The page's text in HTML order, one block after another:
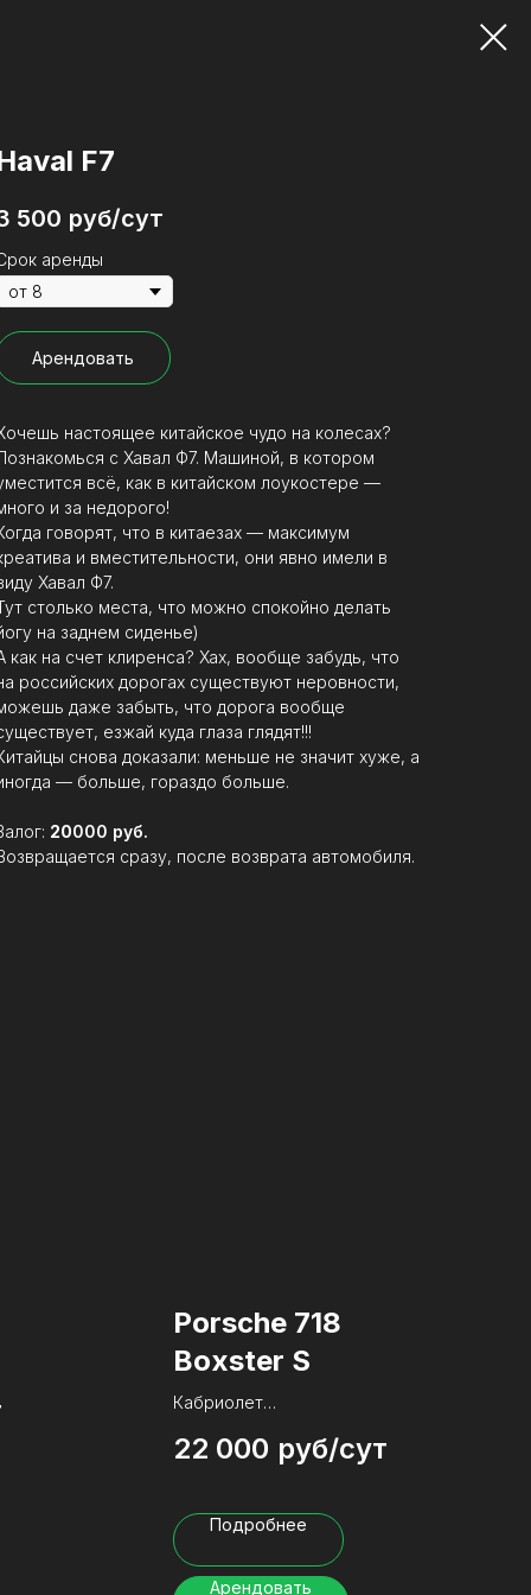
F7
500 руб/сут
аренды
Арендовать
настоящее китайское чудо на колесах?
с Хавал Ф7. Машиной, в котором
всё, как в китайском лоукостере —
и за недорого!
говорят, что в китаезах — максимум
и вместительности, они явно имели в
Хавал Ф7.
столько места, что можно спокойно делать
на заднем сиденье)
как на счет клиренса? Хах, вообще забудь, что
российских дорогах существуют неровности,
даже забыть, что дорога вообще
езжай куда глаза глядят!!!
снова доказали: меньше не значит хуже, а
— больше, гораздо больше.
20000 руб.
сразу, после возврата автомобиля.
Porsche 718
Boxster S
Кабриолет
Этот двухместный провокатор
турбомотор
А заставляют тебя снова и
снова нажимать на педаль газа
22 000 руб/сут
Подробнее
Арендовать